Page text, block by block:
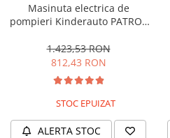
Masinuta electrica de
pompieri Kinderauto PATROL
1.423,53 RON
812,43 RON
STOC EPUIZAT
ALERTA STOC